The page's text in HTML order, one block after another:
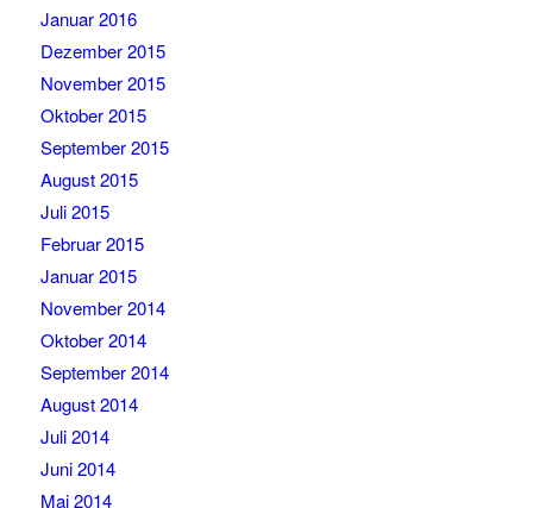
Januar 2016
Dezember 2015
November 2015
Oktober 2015
September 2015
August 2015
Juli 2015
Februar 2015
Januar 2015
November 2014
Oktober 2014
September 2014
August 2014
Juli 2014
Juni 2014
Mai 2014